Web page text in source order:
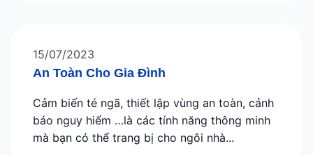
An Toàn Cho Gia Đình
15/07/2023
Cảm biến té ngã, thiết lập vùng an toàn, cảnh
báo nguy hiểm …là các tính năng thông minh
mà bạn có thể trang bị cho ngôi nhà...